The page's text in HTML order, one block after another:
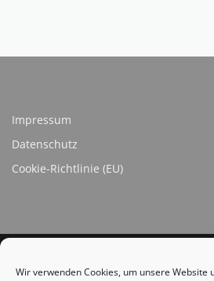
Wir verwenden Cookies, um unsere Website
Impressum
Datenschutz
Cookie-Richtlinie (EU)